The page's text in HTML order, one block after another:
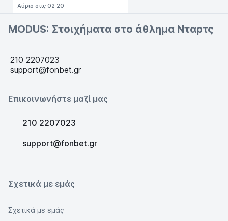
Αύριο στις 02:20
MODUS: Στοιχήματα στο άθλημα Νταρτς
210 2207023
support@fonbet.gr
Επικοινωνήστε μαζί μας
210 2207023
support@fonbet.gr
Σχετικά με εμάς
Σχετικά με εμάς